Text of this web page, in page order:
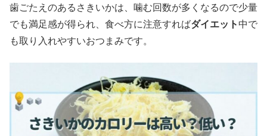
歯ごたえのあるさきいかは、噛む回数が多くなるので少量
でも満足感が得られ、食べ方に注意すればダイエット 中で
も取り入れやすいおつまみです。